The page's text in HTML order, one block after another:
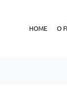
HOME O